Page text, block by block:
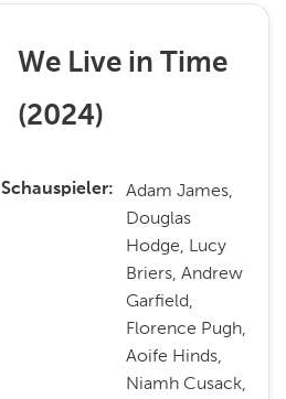
We Live in Time
(2024)
Schauspieler
Adam James,
Douglas
Hodge, Lucy
Briers, Andrew
Garfield,
Florence Pugh,
Aoife Hinds,
Niamh Cusack,